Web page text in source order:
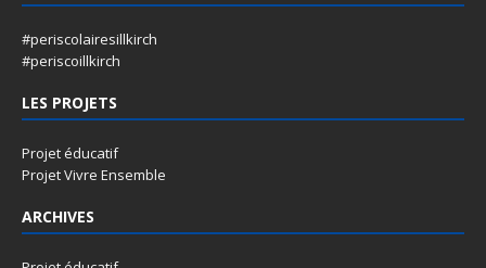
#periscolairesillkirch
#periscoillkirch
LES PROJETS
Projet éducatif
Projet Vivre Ensemble
ARCHIVES